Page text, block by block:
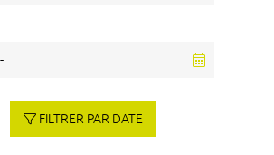
FILTRER PAR DATE